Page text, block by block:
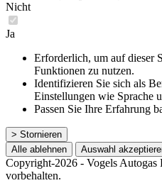
Nicht
Ja
Erforderlich, um auf dieser
Funktionen zu nutzen.
Identifizieren Sie sich als
Einstellungen wie Sprache
Passen Sie Ihre Erfahrung
> Stornieren
Alle ablehnen
Auswahl
Copyright-2026 - Vogels
vorbehalten.